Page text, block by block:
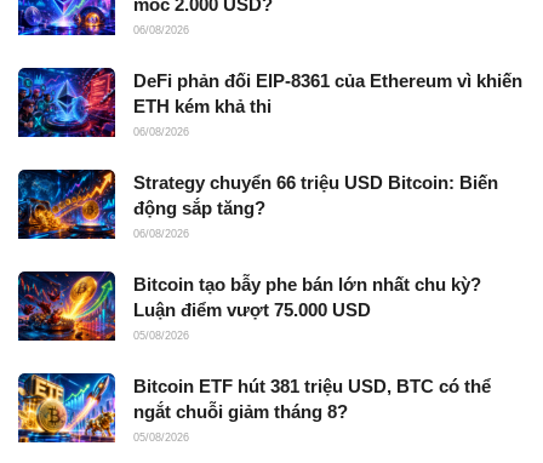
mốc 2.000 USD?
06/08/2026
DeFi phản đối EIP-8361 của Ethereum vì khiến
ETH kém khả thi
06/08/2026
Strategy chuyển 66 triệu USD Bitcoin: Biến
động sắp tăng?
06/08/2026
Bitcoin tạo bẫy phe bán lớn nhất chu kỳ?
Luận điểm vượt 75.000 USD
05/08/2026
Bitcoin ETF hút 381 triệu USD, BTC có thể
ngắt chuỗi giảm tháng 8?
05/08/2026